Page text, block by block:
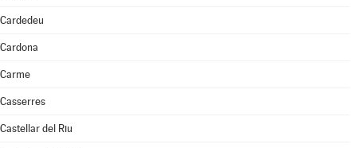
Cardedeu
Cardona
Carme
Casserres
Castellar del Riu